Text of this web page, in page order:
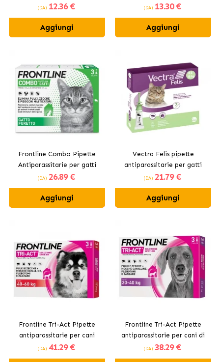
taglia media 10-25 kg
(DA) 12.36 €
Aggiungi
taglia grande +25kg
(DA) 13.30 €
Aggiungi
Frontline Combo Pipette
Antiparassitarie per gatti
(DA) 26.89 €
Aggiungi
Vectra Felis pipette
antiparassitarie per gatti
(DA) 21.79 €
Aggiungi
Frontline Tri-Act Pipette
antiparassitarie per cani
giganti + 40 kg
(DA) 41.29 €
Frontline Tri-Act Pipette
antiparassitarie per cani di
taglia grande 20-40kg
(DA) 38.29 €